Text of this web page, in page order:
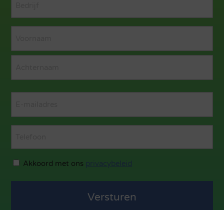
Privacybeledi
Akkoord met ons privacybeleid